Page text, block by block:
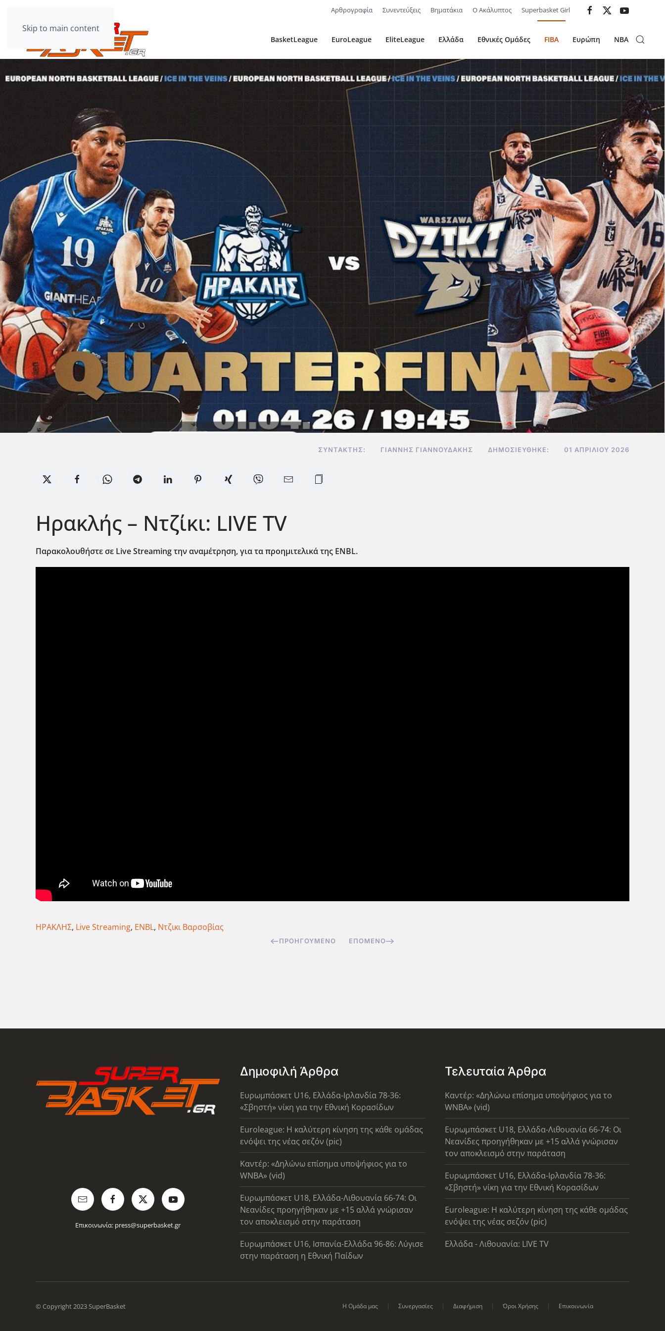
Skip to main content
Αρθρογραφία Συνεντεύξεις Βηματάκια Ο Ακάλυπτος Superbasket Girl
BasketLeague EuroLeague EliteLeague Ελλάδα Εθνικές Ομάδες FIBA Ευρώπη NBA
ΣΥΝΤΆΚΤΗΣ: ΓΙΆΝΝΗΣ ΓΙΑΝΝΟΥΔΆΚΗΣ ΔΗΜΟΣΙΕΎΘΗΚΕ: 01 ΑΠΡΙΛΊΟΥ 2026
Ηρακλής – Ντζίκι: LIVE TV
Παρακολουθήστε σε LiveStreamingτην αναμέτρηση, για τα προημιτελικά της ENBL.
ΗΡΑΚΛΗΣ, Live Streaming, ENBL, Ντζικι Βαρσοβίας
ΠΡΟΗΓΟΎΜΕΝΟ ΕΠΌΜΕΝΟ
Επικοινωνία: press@superbasket.gr
Δημοφιλή Άρθρα
Ευρωμπάσκετ U16, Ελλάδα-Ιρλανδία 78-36:
«Σβηστή» νίκη για την Εθνική Κορασίδων
Euroleague: Η καλύτερη κίνηση της κάθε ομάδας
ενόψει της νέας σεζόν (pic)
Καντέρ: «Δηλώνω επίσημα υποψήφιος για το
WNBA» (vid)
Ευρωμπάσκετ U18, Ελλάδα-Λιθουανία 66-74: Οι
Νεανίδες προηγήθηκαν με +15 αλλά γνώρισαν
τον αποκλεισμό στην παράταση
Ευρωμπάσκετ U16, Ισπανία-Ελλάδα 96-86: Λύγισε
στην παράταση η Εθνική Παίδων
Τελευταία Άρθρα
Καντέρ: «Δηλώνω επίσημα υποψήφιος για το
WNBA» (vid)
Ευρωμπάσκετ U18, Ελλάδα-Λιθουανία 66-74: Οι
Νεανίδες προηγήθηκαν με +15 αλλά γνώρισαν
τον αποκλεισμό στην παράταση
Ευρωμπάσκετ U16, Ελλάδα-Ιρλανδία 78-36:
«Σβηστή» νίκη για την Εθνική Κορασίδων
Euroleague: Η καλύτερη κίνηση της κάθε ομάδας
ενόψει της νέας σεζόν (pic)
Ελλάδα - Λιθουανία: LIVE TV
© Copyright 2023 SuperBasket Η Ομάδα μας Συνεργασίες Διαφήμιση Όροι Χρήσης Επικοινωνία